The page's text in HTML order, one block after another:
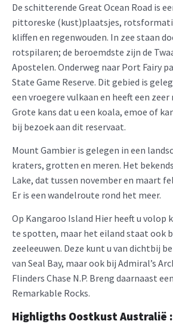
De schitterende Great Ocean Road is
pittoreske (kust)plaatsjes,
kliffen en regenwouden. In zee staan
rotspilaren; de beroemdste zijn de
Apostelen. Onderweg naar Port Fairy
State Game Reserve. Dit gebied is
een vroegere vulkaan en heeft een
Grote kans dat u een koala, emoe of
bij bezoek aan dit reservaat.
Mount Gambier is gelegen in een
kraters, grotten en meren. Het
Lake, dat tussen november en maart
Er is een wandelroute rond het meer.
Op Kangaroo Island Hier heeft u volop
te spotten, maar het eiland staat ook
zeeleeuwen. Deze kunt u van dichtbij
van Seal Bay, maar ook bij Admiral’s
Flinders Chase N.P. Breng daarnaast
Remarkable Rocks.
Highligths Oostkust Australië :